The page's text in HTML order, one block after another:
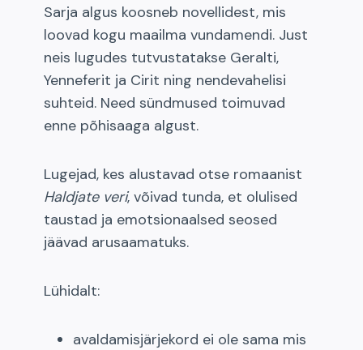
Sarja algus koosneb novellidest, mis
loovad kogu maailma vundamendi. Just
neis lugudes tutvustatakse Geralti,
Yenneferit ja Cirit ning nendevahelisi
suhteid. Need sündmused toimuvad
enne põhisaaga algust.
Lugejad, kes alustavad otse romaanist
Haldjate veri, võivad tunda, et olulised
taustad ja emotsionaalsed seosed
jäävad arusaamatuks.
Lühidalt:
avaldamisjärjekord ei ole sama mis